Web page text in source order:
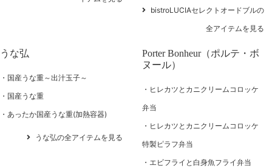
bistroLUCIAセレクトオードブルの
全アイテムを見る
うな弘
国産うな重～出汁玉子～
国産うな重
あったか国産うな重(加熱容器)
うな弘の全アイテムを見る
Porter Bonheur（ポルテ・ボ
ヌール）
ヒレカツとカニクリームコロッケ
弁当
ヒレカツとカニクリームコロッケ
特製ピラフ弁当
エビフライと白身魚フライ弁当